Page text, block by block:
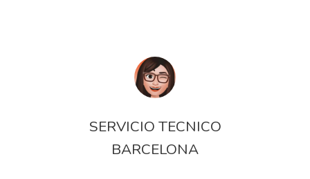
SERVICIO TECNICO
BARCELONA